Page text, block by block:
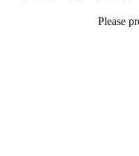
Please